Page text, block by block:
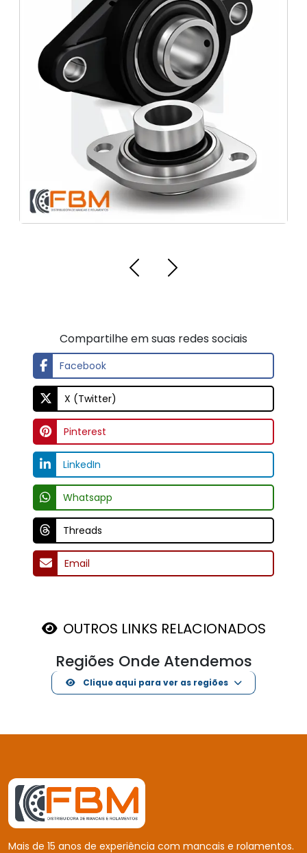
Compartilhe em suas redes sociais
X (Twitter)
Pinterest
LinkedIn
OUTROS LINKS RELACIONADOS
Regiões Onde Atendemos
Clique aqui para ver as regiões
E-MAIL
Produtos
Portfólio
Catálogo
Melhores Marcas
Contato